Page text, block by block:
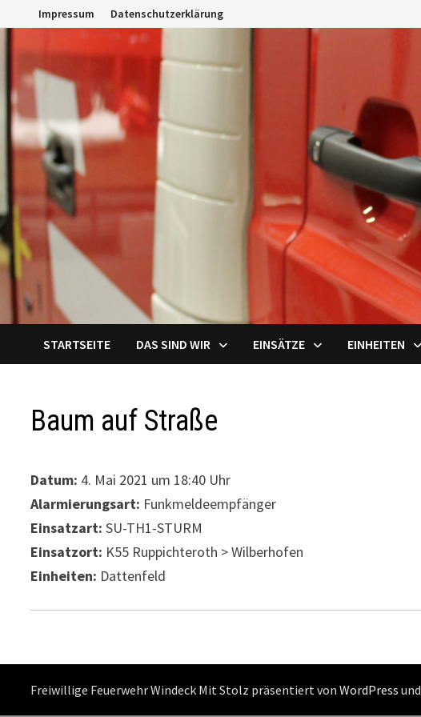
Inhalt
springen
Impressum Datenschutzerklärung
STARTSEITE DAS SIND WIR EINSÄTZE EINHEITEN
Baum auf Straße
Datum: 4. Mai 2021 um 18:40 Uhr
Alarmierungsart: Funkmeldeempfänger
Einsatzart: SU-TH1-STURM
Einsatzort: K55 Ruppichteroth > Wilberhofen
Einheiten: Dattenfeld
Freiwillige Feuerwehr Windeck Mit Stolz präsentiert vonWordPress und